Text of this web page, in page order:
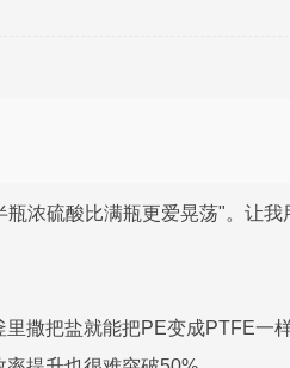
浓硫酸比满瓶更爱晃荡"。让我
撒把盐就能把PE变成PTFE一